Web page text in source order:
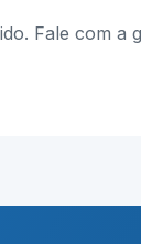
Fale com a